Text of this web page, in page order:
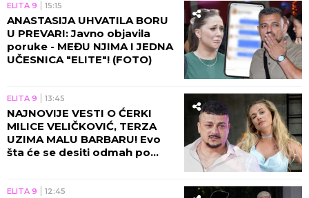
ELITA 9 15:15
ANASTASIJA UHVATILA BORU
U PREVARI: Javno objavila
poruke - MEĐU NJIMA I JEDNA
UČESNICA "ELITE"! (FOTO)
ELITA 9 13:45
NAJNOVIJE VESTI O ĆERKI
MILICE VELIČKOVIĆ, TERZA
UZIMA MALU BARBARU! Evo
šta će se desiti odmah po
ELITA 9 12:45